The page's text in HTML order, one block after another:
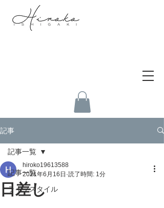
記事
記事一覧
ライフスタイル
記事一覧
日差し
hiroko19613588
2021年6月16日 読了時間: 1分